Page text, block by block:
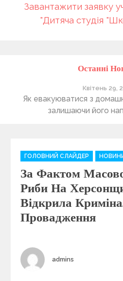
Завантажити заявку
"Дитяча студія
Останні
Квітень 29,
Як евакуюватися з
залишаючи його
C
a
t
e
g
o
r
ГОЛОВНИЙ СЛАЙДЕР
За Фактом
Риби На
Відкрила
Провадження
Author
admins